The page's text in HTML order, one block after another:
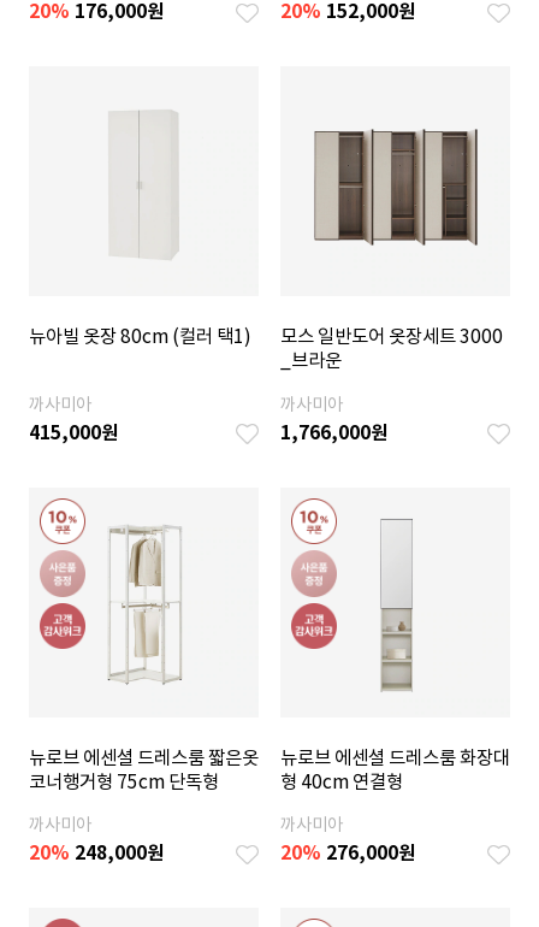
20% 176,000원 20% 152,000원
뉴아빌 옷장 80cm (컬러 택1)
까사미아
415,000원
모스 일반도어 옷장세트 3000
_브라운
까사미아
1,766,000원
뉴로브 에센셜 드레스룸 짧은옷
코너행거형 75cm 단독형
까사미아
20% 248,000원
뉴로브 에센셜 드레스룸 화장대
형 40cm 연결형
까사미아
20% 276,000원